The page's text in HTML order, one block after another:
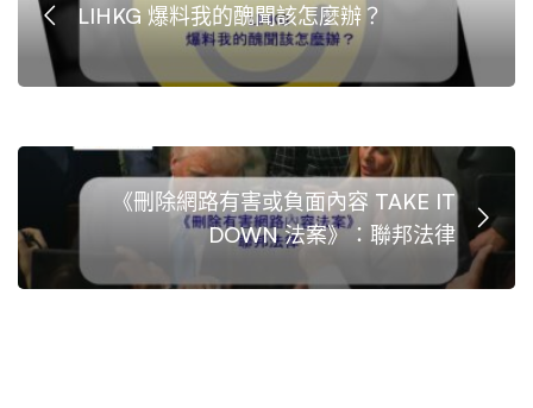
LIHKG 爆料我的醜聞該怎麼辦？
《刪除網路有害或負面內容 TAKE IT
DOWN 法案》：聯邦法律